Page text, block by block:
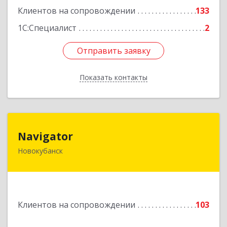
Клиентов на сопровождении
133
1С:Специалист
2
Отправить заявку
Показать контакты
Отправить заявку
Назад
Navigator
Новокубанск
Клиентов на сопровождении 103
352240, Краснодарский край, Новокубанск г,